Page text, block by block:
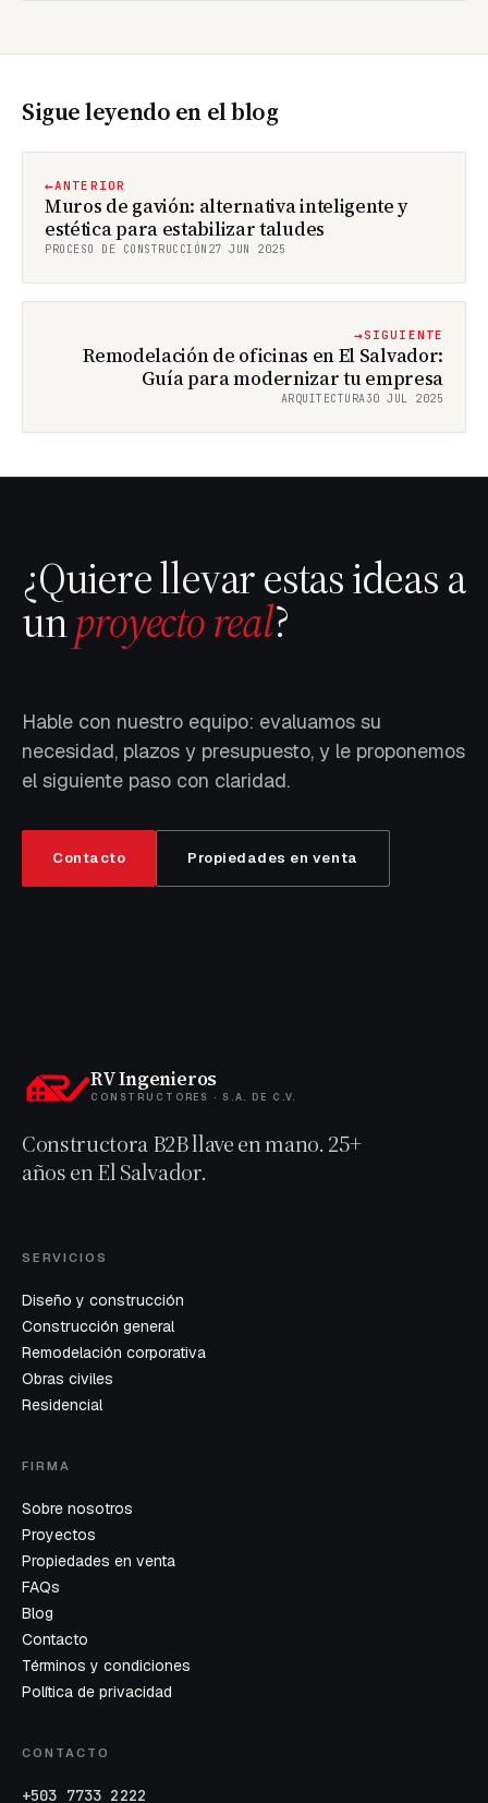
Sigue leyendo en el blog
←ANTERIOR
Muros de gavión: alternativa inteligente y
estética para estabilizar taludes
PROCESO DE CONSTRUCCIÓN 27 JUN 2025
SIGUIENTE
→
Remodelación de oficinas en El Salvador:
Guía para modernizar tu empresa
ARQUITECTURA30 JUL 2025
¿Quiere llevar estas ideas a
unproyecto real?
Hable con nuestro equipo: evaluamos su
necesidad, plazos y presupuesto, y le proponemos
el siguiente paso con claridad.
Contacto Propiedades en venta
RV Ingenieros
CONSTRUCTORES · S.A. DE C.V.
Constructora B2B llave en mano. 25+
años en El Salvador.
SERVICIOS
Diseño y construcción
Construcción general
Remodelación corporativa
Obras civiles
Residencial
FIRMA
Sobre nosotros
Proyectos
Propiedades en venta
FAQs
Blog
Contacto
Términos y condiciones
Política de privacidad
CONTACTO
+503 7733 2222